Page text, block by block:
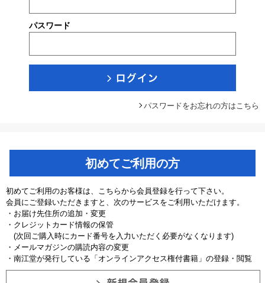
パスワード
パスワードをお忘れの方はこちら
初めてご利用の方
初めてご利用のお客様は、こちらから会員登録を行って下さい。
会員にご登録いただきますと、次のサービスをご利用いただけます。
・お届け先住所の追加・変更
・クレジットカード情報の保管
(次回ご購入時にカード番号を入力いただく必要がなくなります)
・メールマガジンの購読内容の変更
・南江堂が発行している「オンラインアクセス権付書籍」の登録・閲覧